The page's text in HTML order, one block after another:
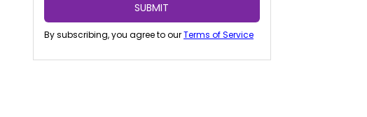
SUBMIT
By subscribing, you agree to ourTerms of Service